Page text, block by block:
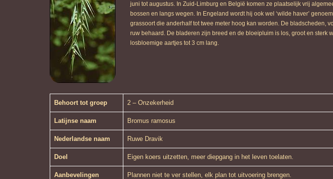
juni tot augustus. In Zuid-Limburg en België komen ze plaatselijk vrij
bossen en langs wegen. In Engeland wordt hij ook wel ‘wilde haver’
grassoort die anderhalf tot twee meter hoog kan worden. De bladscheden,
ruw behaard. De bladeren zijn breed en de bloeipluim is los, groot en sterk
losbloemige aartjes tot 3 cm lang.
Behoort tot groep 2 – Onzekerheid
Latijnse naam Bromus ramosus
Nederlandse naam Ruwe Dravik
Doel Eigen koers uitzetten, meer diepgang in het leven toelaten.
Aanbevelingen Plannen niet te ver stellen, elk plan tot uitvoering brengen.